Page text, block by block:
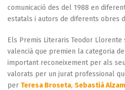
comunicació des del 1988 en
estatals i autors de diferents obres
Els Premis Literaris Teodor
valencià que premien la categoria
important reconeixement per als
valorats per un jurat professional
per Teresa Broseta, Sebastià